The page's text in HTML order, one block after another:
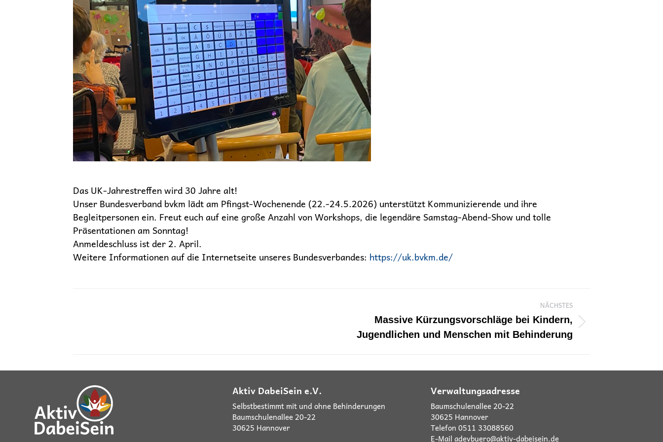
Das UK-Jahrestreffen wird 30 Jahre alt!
Unser Bundesverband bvkm lädt am Pfingst-Wochenende (22.-24.5.2026) unterstützt Kommunizierende und ihre
Begleitpersonen ein. Freut euch auf eine große Anzahl von Workshops, die legendäre Samstag-Abend-Show und tolle
Präsentationen am Sonntag!
Anmeldeschluss ist der 2. April.
Weitere Informationen auf die Internetseite unseres Bundesverbandes: https://uk.bvkm.de/
NÄCHSTES
Nächster
Beitrag:
Massive Kürzungsvorschläge bei Kindern,
Jugendlichen und Menschen mit Behinderung
Aktiv DabeiSein e.V.
Selbstbestimmt mit und ohne Behinderungen
Baumschulenallee 20-22
30625 Hannover
Verwaltungsadresse
Baumschulenallee 20-22
30625 Hannover
Telefon 0511 33088560
E-Mail adevbuero@aktiv-dabeisein.de